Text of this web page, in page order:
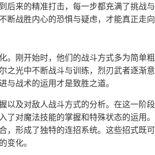
后来的精准打击，每一步都充满了挑战
战胜内心的恐惧与疑虑，才能真正走向
。刚开始时，他们的战斗方式多为简单
之光中不断战斗与训练，烈刃武者逐渐
战术的运用才是致胜之道。
以及对敌人战斗方式的分析。在这一阶
了对魔法技能的掌握和特殊状态的运用
，形成了独特的连招系统。这些招式既
变化。